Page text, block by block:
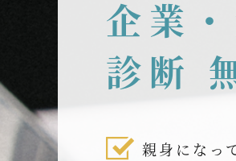
企業
診断
親身になっ